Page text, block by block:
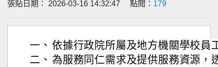
張貼日期： 2026-03-16 14:32:47 點閱： 179
一、 依據行政院所屬及地方機關學校員
二、 為服務同仁需求及提供服務資源，